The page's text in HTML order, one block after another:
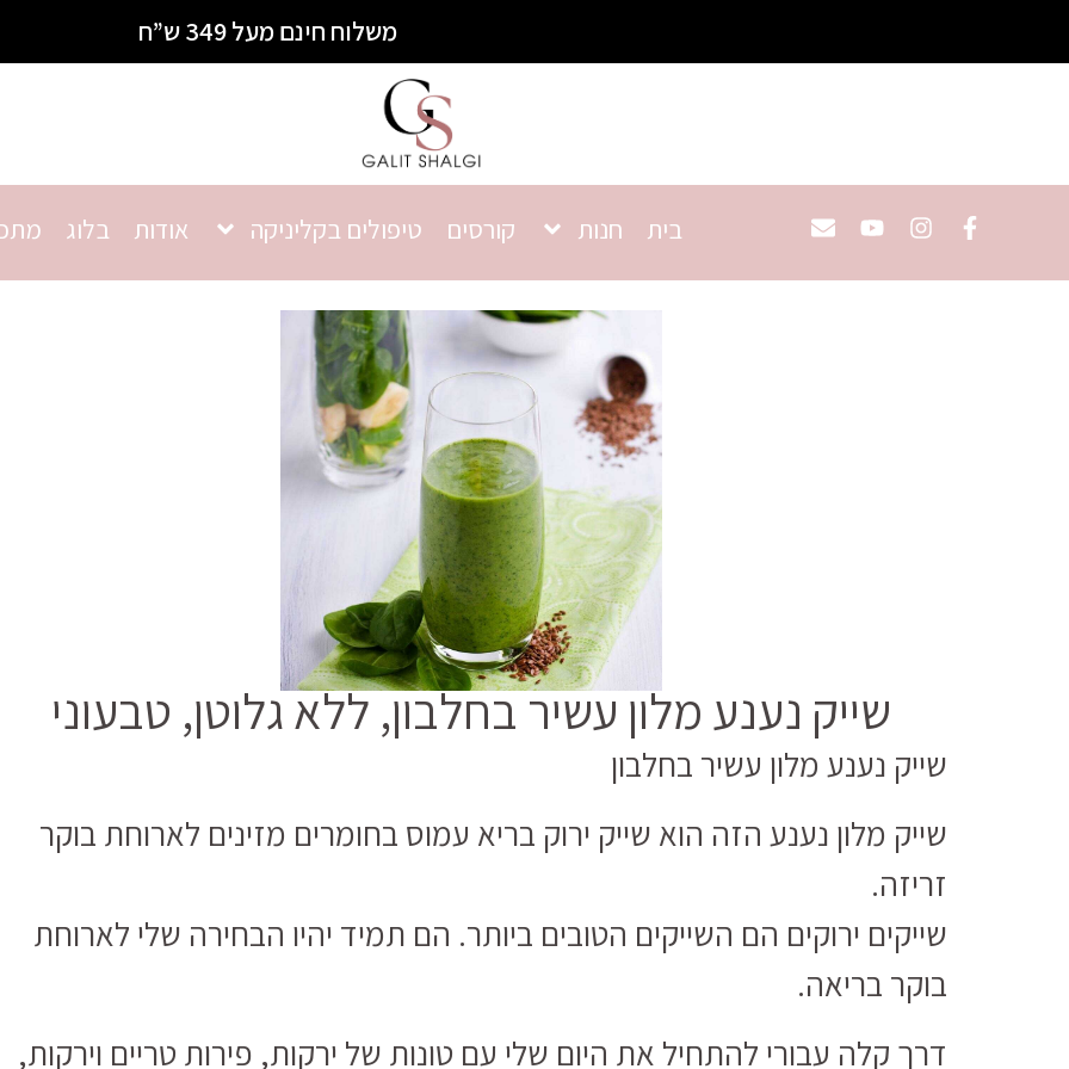
משלוח חינם מעל 349 ש”ח
בית חנות קורסים טיפולים בקליניקה אודות בלוג
שייק נענע מלון עשיר בחלבון, ללא גלוטן, טבעוני
שייק נענע מלון עשיר בחלבון
שייק מלון נענע הזה הוא שייק ירוק בריא עמוס בחומרים מזינים לארוחת בוקר
זריזה.
שייקים ירוקים הם השייקים הטובים ביותר. הם תמיד יהיו הבחירה שלי לארוחת
בוקר בריאה.
דרך קלה עבורי להתחיל את היום שלי עם טונות של ירקות, פירות טריים וירקות,